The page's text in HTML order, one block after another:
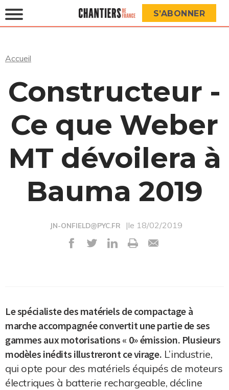
S’ABONNER
Accueil
Constructeur -
Ce que Weber
MT dévoilera à
Bauma 2019
JN-ONFIELD@PYC.FR |le 18/02/2019
Le spécialiste des matériels de compactage à
marche accompagnée convertit une partie de ses
gammes aux motorisations « 0» émission. Plusieurs
modèles inédits illustreront ce virage. L’industrie,
qui opte pour des matériels équipés de moteurs
électriques à batterie rechargeable, décline